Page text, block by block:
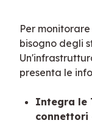
Per
bisogno degli
presenta le
Integra le
connettori